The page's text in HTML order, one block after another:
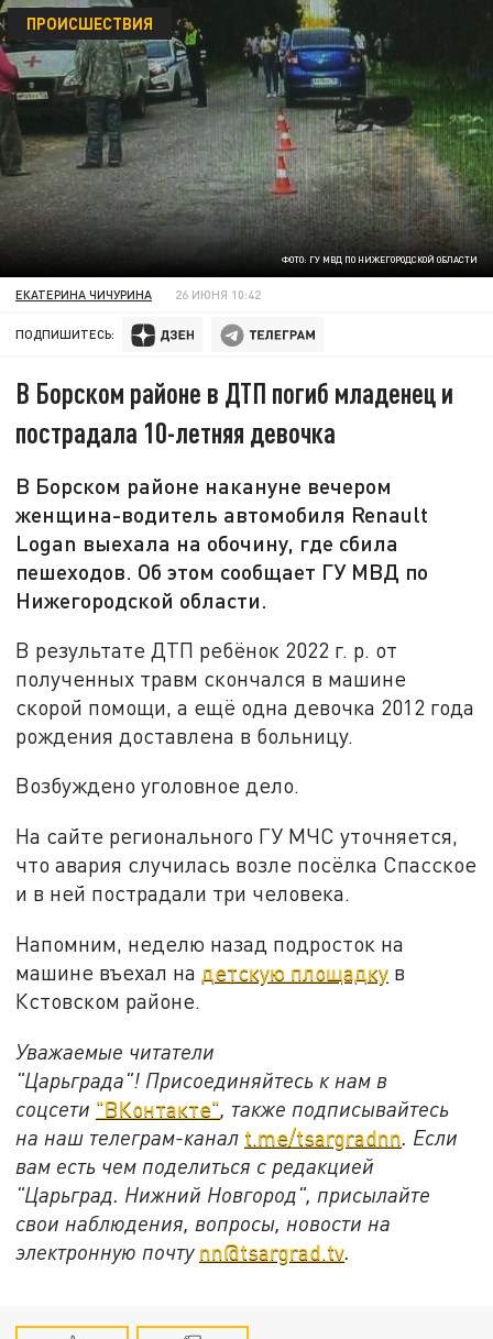
ФОТО: ГУ МВД ПО НИЖЕГОРОДСКОЙ ОБЛАСТИ
ПРОИСШЕСТВИЯ
ЕКАТЕРИНА ЧИЧУРИНА 26 ИЮНЯ 10:42
ПОДПИШИТЕСЬ:
В Борском районе в ДТП погиб младенец и
пострадала 10-летняя девочка
В Борском районе накануне вечером
женщина-водитель автомобиля Renault
Logan выехала на обочину, где сбила
пешеходов. Об этом сообщает ГУ МВД по
Нижегородской области.
В результате ДТП ребёнок 2022 г. р. от
полученных травм скончался в машине
скорой помощи, а ещё одна девочка 2012 года
рождения доставлена в больницу.
Возбуждено уголовное дело.
На сайте регионального ГУ МЧС уточняется,
что авария случилась возле посёлка Спасское
и в ней пострадали три человека.
Напомним, неделю назад подросток на
машине въехал на детскую площадку в
Кстовском районе.
Уважаемые читатели
"Царьграда"! Присоединяйтесь к нам в
соцсети "ВКонтакте" , также подписывайтесь
на наш телеграм-канал t.me/tsargradnn . Если
вам есть чем поделиться с редакцией
"Царьград. Нижний Новгород", присылайте
свои наблюдения, вопросы, новости на
электронную почту nn@tsargrad.tv